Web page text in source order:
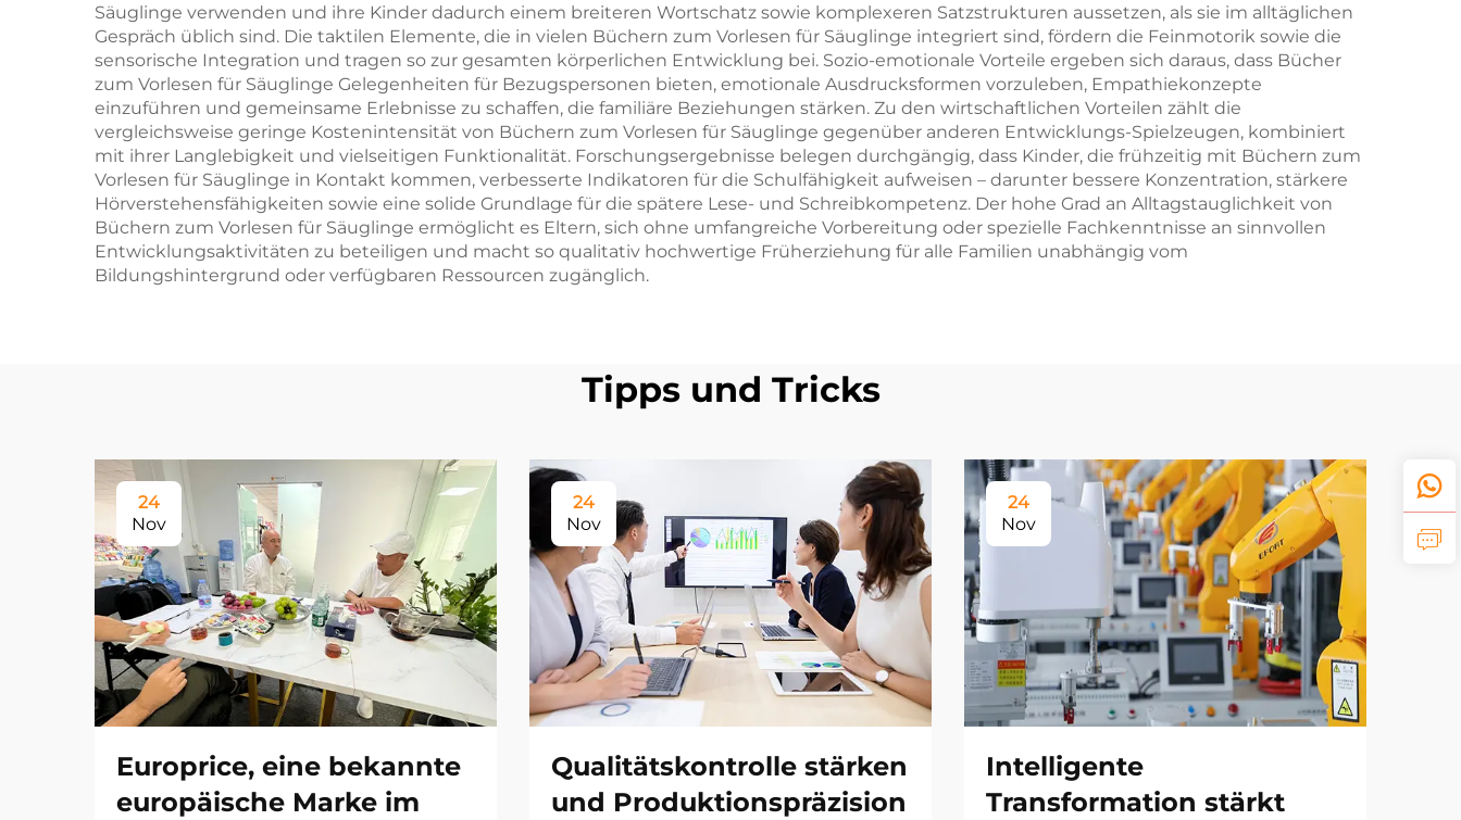
Säuglinge verwenden und ihre Kinder dadurch einem breiteren Wortschatz sowie komplexeren Satzstrukturen aussetzen, als sie im alltäglichen
Gespräch üblich sind. Die taktilen Elemente, die in vielen Büchern zum Vorlesen für Säuglinge integriert sind, fördern die Feinmotorik sowie die
sensorische Integration und tragen so zur gesamten körperlichen Entwicklung bei. Sozio-emotionale Vorteile ergeben sich daraus, dass Bücher
zum Vorlesen für Säuglinge Gelegenheiten für Bezugspersonen bieten, emotionale Ausdrucksformen vorzuleben, Empathiekonzepte
einzuführen und gemeinsame Erlebnisse zu schaffen, die familiäre Beziehungen stärken. Zu den wirtschaftlichen Vorteilen zählt die
vergleichsweise geringe Kostenintensität von Büchern zum Vorlesen für Säuglinge gegenüber anderen Entwicklungs-Spielzeugen, kombiniert
mit ihrer Langlebigkeit und vielseitigen Funktionalität. Forschungsergebnisse belegen durchgängig, dass Kinder, die frühzeitig mit Büchern zum
Vorlesen für Säuglinge in Kontakt kommen, verbesserte Indikatoren für die Schulfähigkeit aufweisen – darunter bessere Konzentration, stärkere
Hörverstehensfähigkeiten sowie eine solide Grundlage für die spätere Lese- und Schreibkompetenz. Der hohe Grad an Alltagstauglichkeit von
Büchern zum Vorlesen für Säuglinge ermöglicht es Eltern, sich ohne umfangreiche Vorbereitung oder spezielle Fachkenntnisse an sinnvollen
Entwicklungsaktivitäten zu beteiligen und macht so qualitativ hochwertige Früherziehung für alle Familien unabhängig vom
Bildungshintergrund oder verfügbaren Ressourcen zugänglich.
Tipps und Tricks
24
Nov
Europrice, eine bekannte
europäische Marke im
24
Nov
Qualitätskontrolle stärken
und Produktionspräzision
24
Nov
Intelligente
Transformation stärkt